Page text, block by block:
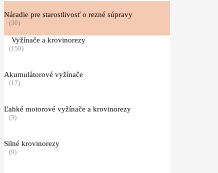
Náradie pre starostlivosť o rezné súpravy
(30)
Vyžínače a krovinorezy
(150)
Akumulátorové vyžínače
(17)
Ľahké motorové vyžínače a krovinorezy
(3)
Silné krovinorezy
(9)